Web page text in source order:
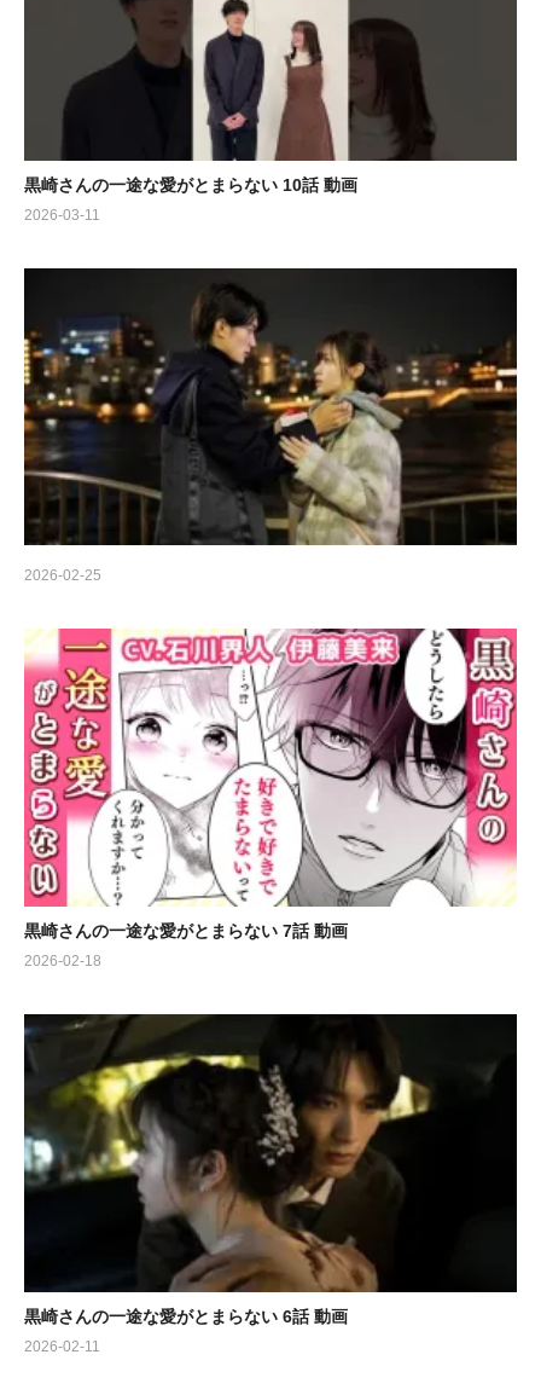
黒崎さんの一途な愛がとまらない 10話 動画
2026-03-11
2026-02-25
黒崎さんの一途な愛がとまらない 7話 動画
2026-02-18
黒崎さんの一途な愛がとまらない 6話 動画
2026-02-11